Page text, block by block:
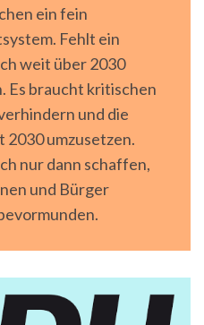
ein fein
Fehlt ein
weit über 2030
Es braucht kritischen
und die
umzusetzen.
nur dann schaffen,
und Bürger